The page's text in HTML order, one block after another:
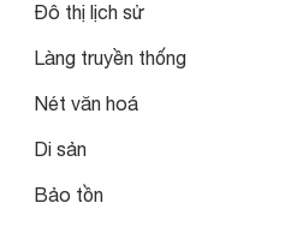
Đô thị lịch sử
Làng truyền thống
Nét văn hoá
Di sản
Bảo tồn